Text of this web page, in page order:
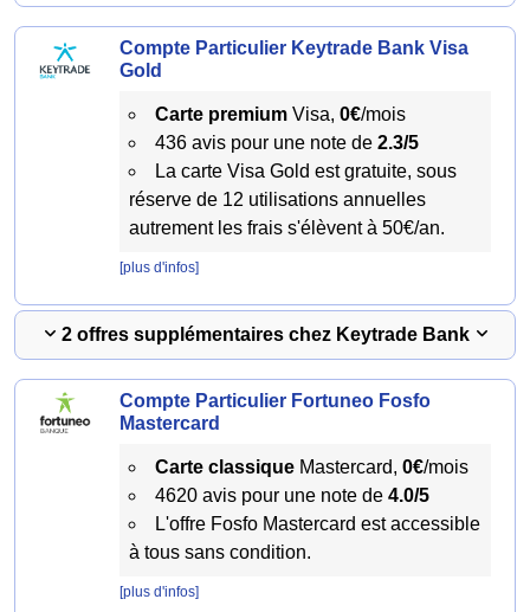
Compte Particulier Keytrade Bank Visa
Gold
Carte premiumVisa, 0€/mois
436 avis pour une note de 2.3/5
La carte Visa Gold est gratuite, sous
réserve de 12 utilisations annuelles
autrement les frais s'élèvent à 50€/an.
[plus d'infos]
2 offres supplémentaires chez Keytrade Bank
Compte Particulier Fortuneo Fosfo
Mastercard
Carte classiqueMastercard, 0€/mois
4620 avis pour une note de 4.0/5
L'offre Fosfo Mastercard est accessible
à tous sans condition.
[plus d'infos]